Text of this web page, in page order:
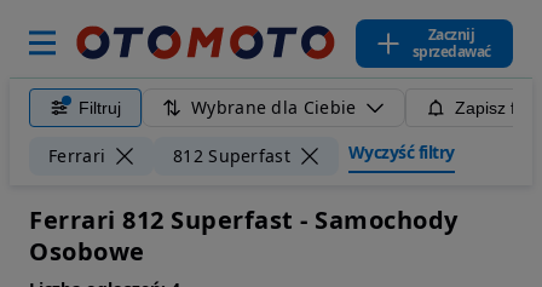
Zacznij
sprzedawać
Filtruj Wybrane dla Ciebie Zapisz
Ferrari 812 Superfast Wyczyść filtry
Ferrari 812 Superfast - Samochody
Osobowe